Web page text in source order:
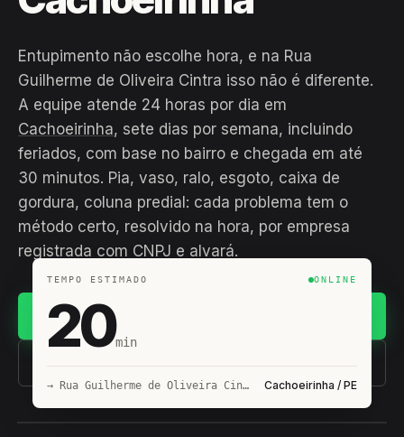
Entupimento não escolhe hora, e na Rua
Guilherme de Oliveira Cintra isso não é diferente.
A equipe atende 24 horas por dia em
Cachoeirinha, sete dias por semana, incluindo
feriados, com base no bairro e chegada em até
30 minutos. Pia, vaso, ralo, esgoto, caixa de
gordura, coluna predial: cada problema tem o
método certo, resolvido na hora, por empresa
registrada com CNPJ e alvará.
(11) 93407-8838
TEMPO ESTIMADO ONLINE
20min
→ Rua Guilherme de Oliveira Cintra Cachoeirinha / PE